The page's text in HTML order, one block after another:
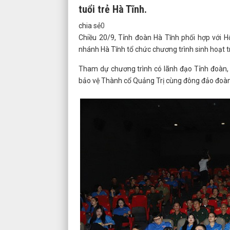
tuổi trẻ Hà Tĩnh.
chia sẻ0
Chiều 20/9, Tỉnh đoàn Hà Tĩnh phối hợp với
nhánh Hà Tĩnh tổ chức chương trình sinh hoạt
Tham dự chương trình có lãnh đạo Tỉnh
bảo vệ Thành cổ Quảng Trị cùng đông đảo